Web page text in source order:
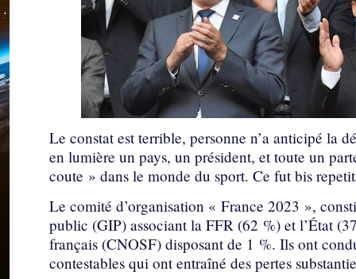
Le constat est terrible, personne n’a anticipé la
en lumière un pays, un président, et toute un
coute » dans le monde du sport. Ce fut bis
Le comité d’organisation « France 2023 »,
public (GIP) associant la FFR (62 %) et l’État
français (CNOSF) disposant de 1 %. Ils ont
contestables qui ont entraîné des pertes